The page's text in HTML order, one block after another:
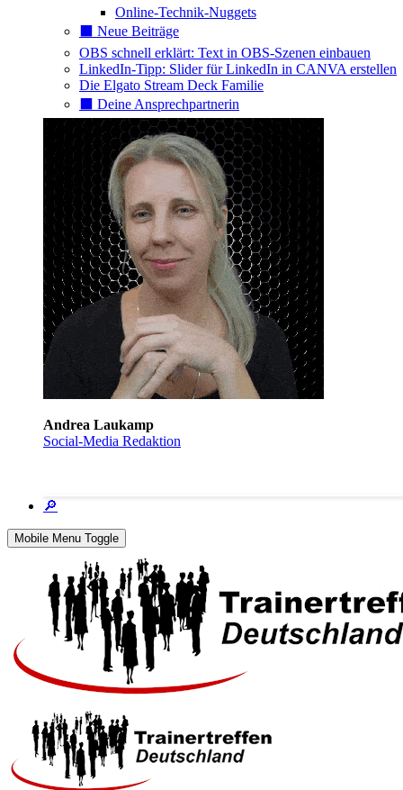
Online-Technik-Nuggets
⬛️ Neue Beiträge
OBS schnell erklärt: Text in OBS-Szenen einbauen
LinkedIn-Tipp: Slider für LinkedIn in CANVA erstellen
Die Elgato Stream Deck Familie
⬛️ Deine Ansprechpartnerin
Andrea Laukamp
Social-Media Redaktion
🔎
Mobile Menu Toggle